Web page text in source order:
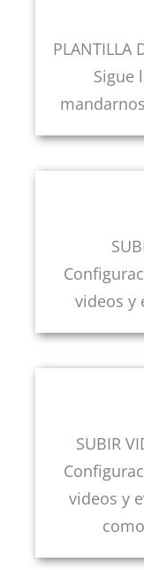
PLANTILLA
Sigue
videos y
SUBIR
videos y